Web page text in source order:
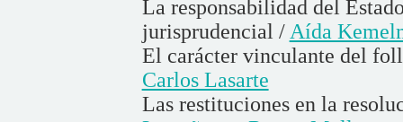
La responsabilidad del
jurisprudencial / Aída
El carácter vinculante del
Carlos Lasarte
Las restituciones en la